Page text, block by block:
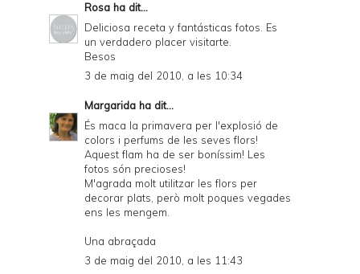
Rosa ha dit...
Deliciosa receta y fantásticas fotos. Es
un verdadero placer visitarte.
Besos
3 de maig del 2010, a les 10:34
Margarida ha dit...
És maca la primavera per l'explosió de
colors i perfums de les seves flors!
Aquest flam ha de ser boníssim! Les
fotos són precioses!
M'agrada molt utilitzar les flors per
decorar plats, però molt poques vegades
ens les mengem.
Una abraçada
3 de maig del 2010, a les 11:43